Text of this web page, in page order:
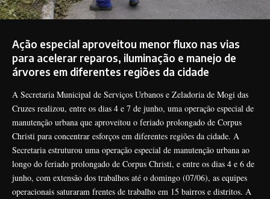
Ação especial aproveitou menor fluxo nas vias
para acelerar reparos, iluminação e manejo de
árvores em diferentes regiões da cidade
A Secretaria Municipal de Serviços Urbanos e Zeladoria de Mogi das
Cruzes realizou, entre os dias 4 e 7 de junho, uma operação especial de
manutenção urbana que aproveitou o feriado prolongado de Corpus
Christi para concentrar esforços em diferentes regiões da cidade. A
Secretaria estruturou uma operação especial de manutenção urbana ao
longo do feriado prolongado de Corpus Christi, e entre os dias 4 e 6 de
junho, com extensão dos trabalhos até o domingo (07/06), as equipes
operacionais saturaram frentes de trabalho em 15 bairros e distritos. A